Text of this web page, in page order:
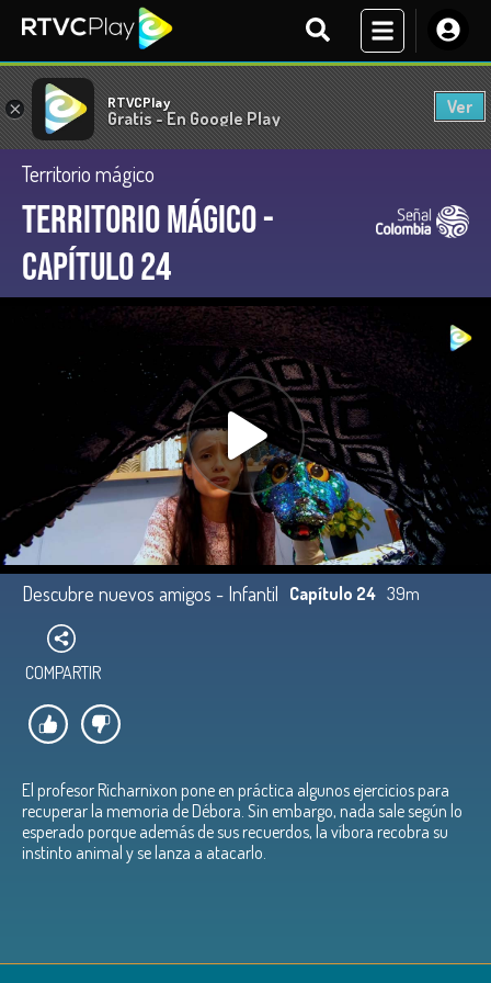
× RTVCPlay
Gratis - En Google Play
Ver
Territorio mágico
Territorio Mágico -
Capítulo 24
Descubre nuevos amigos - Infantil Capítulo 24 39m
COMPARTIR
El profesor Richarnixon pone en práctica algunos ejercicios para
recuperar la memoria de Débora. Sin embargo, nada sale según lo
esperado porque además de sus recuerdos, la víbora recobra su
instinto animal y se lanza a atacarlo.